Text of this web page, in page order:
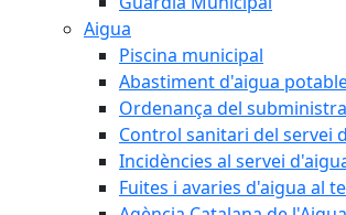
Aigua
Piscina municipal
Abastiment d'aigua
Ordenança del
Control sanitari del servei
Incidències al servei
Fuites i avaries d'aigua al